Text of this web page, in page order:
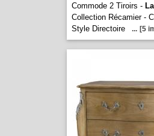
Commode 2 Tiroirs -
Collection Récamier -
Style Directoire
... [5